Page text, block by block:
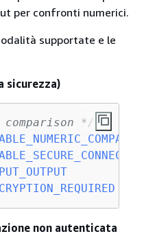
per confronti numerici.
supportate e le
sicurezza)
*/
non autenticata